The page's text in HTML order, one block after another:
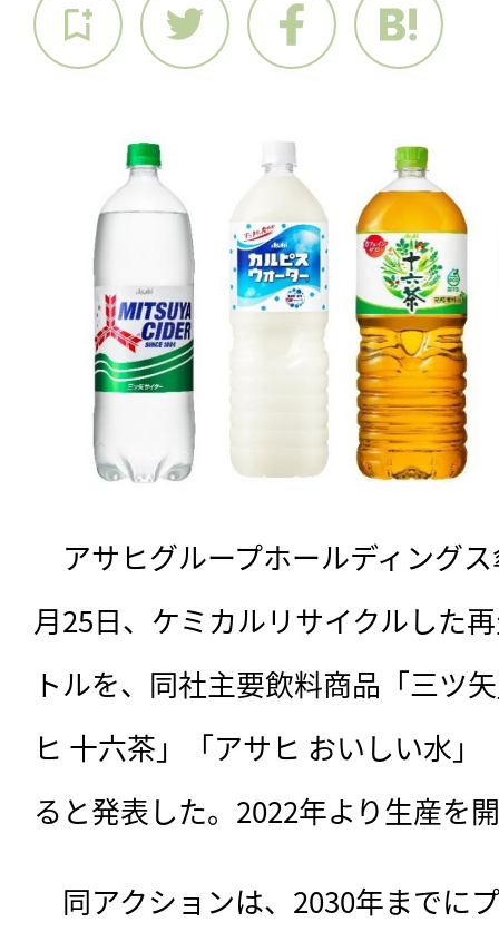
アサヒグループホールディング
月25日、ケミカルリサイクルした
トルを、同社主要飲料商品「三ツ
ヒ 十六茶」「アサヒ おいしい水
ると発表した。2022年より生産を
同アクションは、 2030年までに